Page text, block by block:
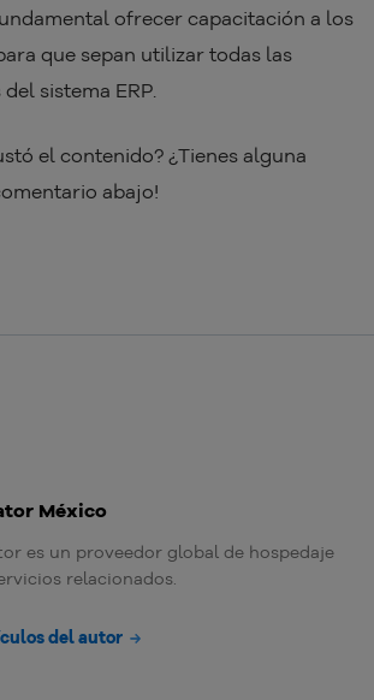
ofrecer capacitación a los
que sepan utilizar todas las
sistema ERP.
el contenido? ¿Tienes alguna
abajo!
México
es un proveedor global de hospedaje
relacionados.
del autor